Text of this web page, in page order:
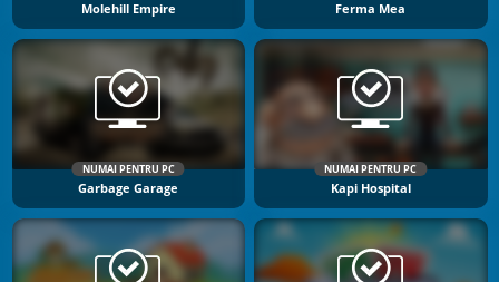
Molehill Empire Ferma Mea
NUMAI PENTRU PC
Garbage Garage
NUMAI PENTRU PC
Kapi Hospital